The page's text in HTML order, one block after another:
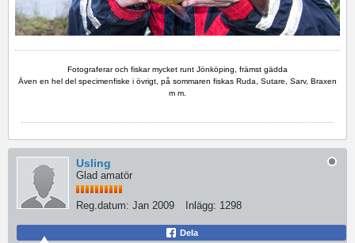
Fotograferar och fiskar mycket runt Jönköping, främst gädda
Även en hel del specimenfiske i övrigt, på sommaren fiskas Ruda, Sutare, Sarv, Braxen
m m.
Usling
Glad amatör
Reg.datum: Jan 2009 Inlägg: 1298
Dela